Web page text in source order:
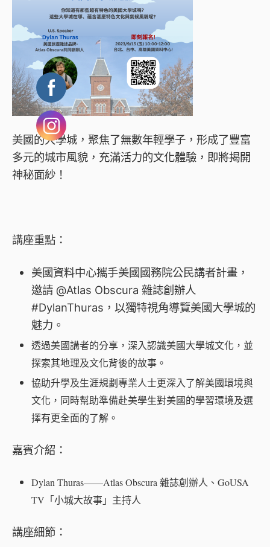
美國的大學城，聚焦了無數年輕學子，形成了豐富
多元的城市風貌，充滿活力的文化體驗，即將揭開
神秘面紗！
講座重點：
美國資料中心攜手美國國務院公民講者計畫，
邀請 @Atlas Obscura 雜誌創辦人
#DylanThuras ，以獨特視角導覽美國大學城的
魅力。
透過美國講者的分享，深入認識美國大學城文化，並
探索其地理及文化背後的故事。
協助升學及生涯規劃專業人士更深入了解美國環境與
文化，同時幫助準備赴美學生對美國的學習環境及選
擇有更全面的了解。
嘉賓介紹：
Dylan Thuras——Atlas Obscura 雜誌創辦人、GoUSA
TV「小城大故事」主持人
講座細節：